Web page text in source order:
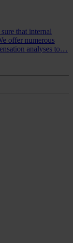
that internal
offer numerous
analyses to…